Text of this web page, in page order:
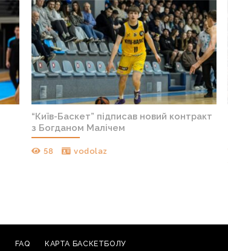
“Київ-Баскет” підписав новий контракт
з Богданом Малічем
58 vodolaz
FAQ КАРТА БАСКЕТБОЛУ